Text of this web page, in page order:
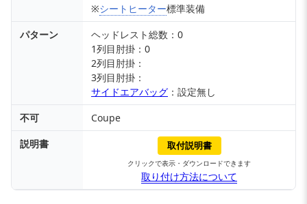
※シートヒーター標準装備
パターン
ヘッドレスト総数：0
1列目肘掛：0
2列目肘掛：
3列目肘掛：
サイドエアバッグ ：設定無し
不可
Coupe
説明書
取付説明書
クリックで表示・ダウンロードできます
取り付け方法について